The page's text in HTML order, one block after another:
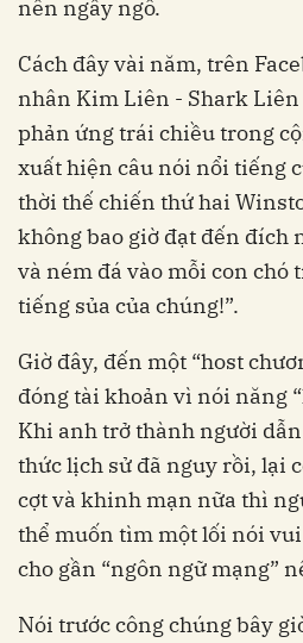
nên ngây ngô.
Cách đây vài năm, trên
nhân Kim Liên - Shark
phản ứng trái chiều trong
xuất hiện câu nói nổi tiếng
thời thế chiến thứ hai
không bao giờ đạt đến đích
và ném đá vào mỗi con chó
tiếng sủa của chúng!”.
Giờ đây, đến một “host
đóng tài khoản vì nói năng
Khi anh trở thành người
thức lịch sử đã nguy rồi, lại
cợt và khinh mạn nữa thì
thể muốn tìm một lối nói
cho gần “ngôn ngữ mạng”
Nói trước công chúng bây